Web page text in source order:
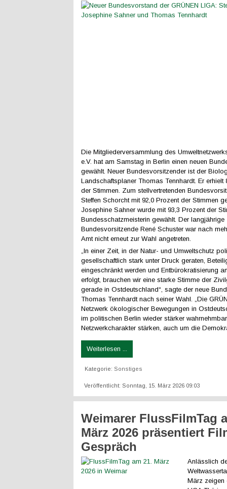
Die Mitgliederversammlung des
e.V. hat am Samstag in Berlin einen neuen
gewählt. Neuer Bundesvorsitzender ist der
Landschaftsplaner Thomas Tennhardt. Er erhielt
der Stimmen. Zum stellvertretenden
Steffen Schorcht mit 92,0 Prozent der Stimmen
Josephine Sahner wurde mit 93,3 Prozent der
Bundesschatzmeisterin gewählt. Der langjährige
Bundesvorsitzende René Schuster war nach
Amt nicht erneut zur Wahl angetreten.
„In einer Zeit, in der Natur- und Umweltschutz
gesellschaftlich stark unter Druck geraten,
eingeschränkt werden und Entbürokratisierung
erfolgt, brauchen wir eine starke Stimme der
gerade in Ostdeutschland“, sagte der neue
Thomas Tennhardt nach seiner Wahl. „Die
Netzwerk ökologischer Bewegungen in
im politischen Berlin wieder stärker
Netzwerkcharakter stärken, auch um die
Weiterlesen ...
Kategorie: Sonstiges
Veröffentlicht: Sonntag, 15. März 2026 09:03
Weimarer FlussFilmTag
März 2026 präsentiert
Gespräch
Anlässlich
März zeigen